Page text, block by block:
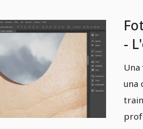
-
una